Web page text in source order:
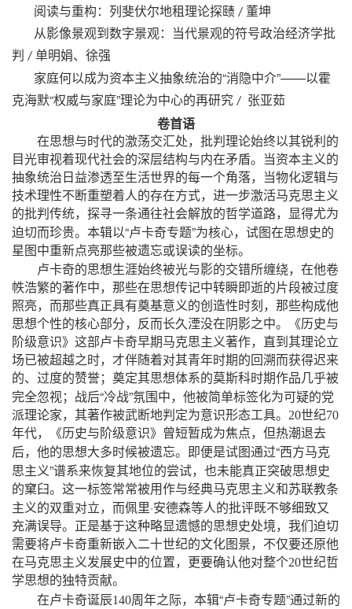
阅读与重构：列斐伏尔地租理论探赜 / 董坤
从影像景观到数字景观：当代景观的符号政治经济学批
判 / 单明娟、徐强
家庭何以成为资本主义抽象统治的“消隐中介”——以霍
克海默“权威与家庭”理论为中心的再研究 / 张亚茹
卷首语
在思想与时代的激荡交汇处，批判理论始终以其锐利的
目光审视着现代社会的深层结构与内在矛盾。当资本主义的
抽象统治日益渗透至生活世界的每一个角落，当物化逻辑与
技术理性不断重塑着人的存在方式，进一步激活马克思主义
的批判传统，探寻一条通往社会解放的哲学道路，显得尤为
迫切而珍贵。本辑以“卢卡奇专题”为核心，试图在思想史的
星图中重新点亮那些被遗忘或误读的坐标。
卢卡奇的思想生涯始终被光与影的交错所缠绕，在他卷
帙浩繁的著作中，那些在思想传记中转瞬即逝的片段被过度
照亮，而那些真正具有奠基意义的创造性时刻，那些构成他
思想个性的核心部分，反而长久湮没在阴影之中。《历史与
阶级意识》这部卢卡奇早期马克思主义著作，直到其理论立
场已被超越之时，才伴随着对其青年时期的回溯而获得迟来
的、过度的赞誉；奠定其思想体系的莫斯科时期作品几乎被
完全忽视；战后“冷战”氛围中，他被简单标签化为可疑的党
派理论家，其著作被武断地判定为意识形态工具。 20世纪70
年代，《历史与阶级意识》曾短暂成为焦点，但热潮退去
后，他的思想大多时候被遗忘。即便是试图通过“西方马克
思主义”谱系来恢复其地位的尝试，也未能真正突破思想史
的窠臼。这一标签常常被用作与经典马克思主义和苏联教条
主义的双重对立，而佩里·安德森等人的批评既不够细致又
充满误导。正是基于这种略显遗憾的思想史处境，我们迫切
需要将卢卡奇重新嵌入二十世纪的文化图景，不仅要还原他
在马克思主义发展史中的位置，更要确认他对整个20世纪哲
学思想的独特贡献。
在卢卡奇诞辰140周年之际，本辑“卢卡奇专题”通过新的